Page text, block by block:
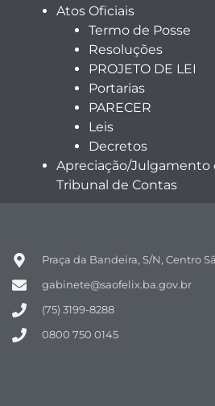
Atos Oficiais
Termo de Posse
Resoluções
PROJETO DE LEI
Portarias
PARECER
Leis
Decretos
Apreciação/Julgamento
Tribunal de Contas
Praça da Bandeira, S/N, Centro
gabinete@saofelix.ba.gov.br
(75) 3199-8288
0800 750 0145